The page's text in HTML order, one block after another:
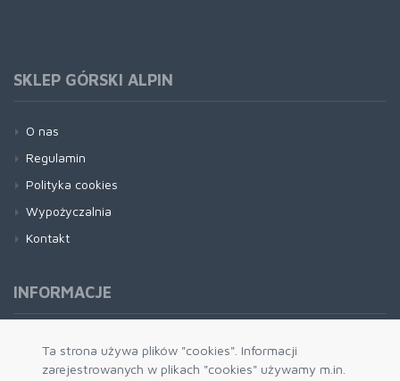
Ta strona używa plików "cookies". Informacji
zarejestrowanych w plikach "cookies" używamy m.in.
SKLEP GÓRSKI ALPIN
O nas
Regulamin
Polityka cookies
Wypożyczalnia
Kontakt
INFORMACJE
Formy płatności
Dostawa i wysyłka